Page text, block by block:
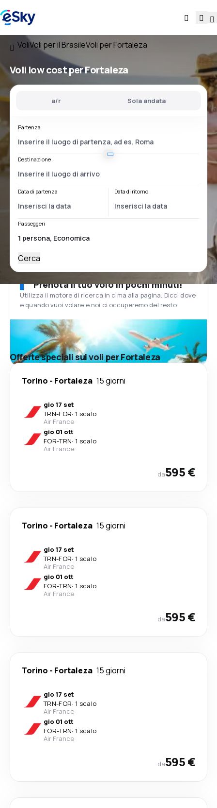
VoliVoli per il BrasileVoli per Fortaleza
Voli low cost per Fortaleza
a/r Sola andata
Partenza
Destinazione
Data di partenza Data di ritorno
Passeggeri
Cerca
Prenota il tuo volo in pochi minuti!
Utilizza il motore di ricerca in cima alla pagina. Dicci dove
e quando vuoi volare e noi ci occuperemo del resto.
Offerte speciali sui voli per Fortaleza
Torino - Fortaleza 15 giorni
gio 17 set
TRN-FOR· 1 scalo
Air France
gio 01 ott
FOR-TRN· 1 scalo
Air France
da595 €
Torino - Fortaleza 15 giorni
gio 17 set
TRN-FOR· 1 scalo
Air France
gio 01 ott
FOR-TRN· 1 scalo
Air France
da595 €
Torino - Fortaleza 15 giorni
gio 17 set
TRN-FOR· 1 scalo
Air France
gio 01 ott
FOR-TRN· 1 scalo
Air France
da595 €